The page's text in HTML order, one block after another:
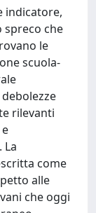
indicatore,
spreco che
le
scuola-
rilevanti
La
come
alle
che oggi